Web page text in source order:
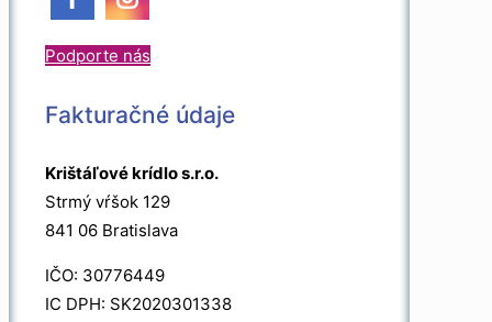
Podporte nás
Fakturačné údaje
Krištáľové krídlo s.r.o.
Strmý vŕšok 129
841 06 Bratislava
IČO: 30776449
IC DPH: SK2020301338